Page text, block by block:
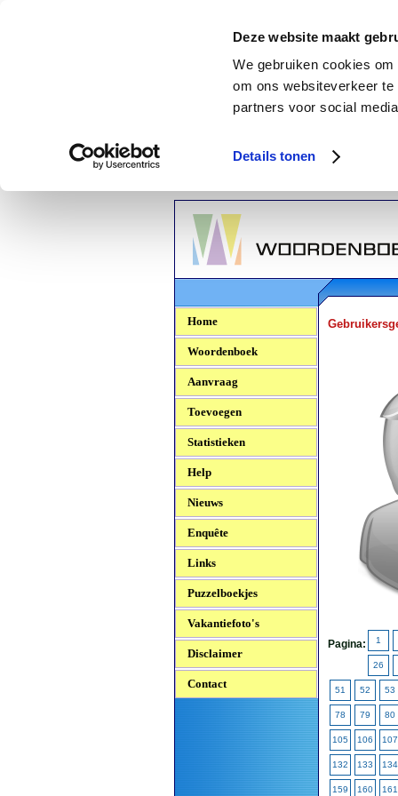
Deze website maakt
We gebruiken cookies
om ons websiteverkeer
partners voor social
Details tonen
Woordenboek.NU
Home
Woordenboek
Aanvraag
Toevoegen
Statistieken
Help
Nieuws
Enquête
Links
Puzzelboekjes
Vakantiefoto's
Disclaimer
Contact
Pagina: 1
26
51 52 53
78 79 80
105 106 107
132 133 134
159 160 161